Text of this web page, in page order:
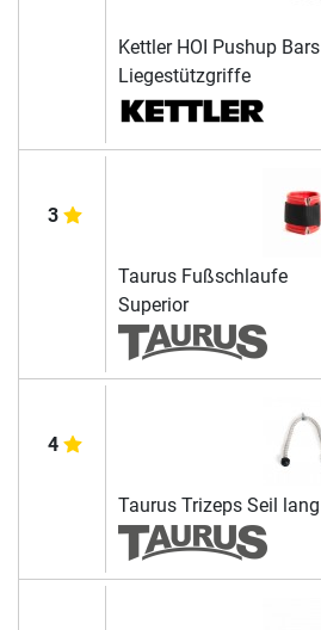
Kettler HOI Pushup Bars
Liegestützgriffe
3
Taurus Fußschlaufe
Superior
4
Taurus Trizeps Seil lang